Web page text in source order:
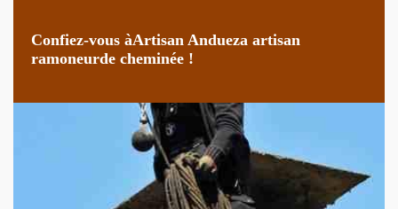
Confiez-vous àArtisan Andueza artisan
ramoneurde cheminée !